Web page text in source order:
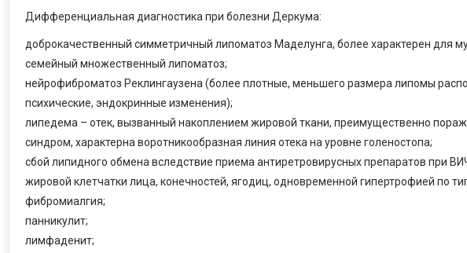
Дифференциальная диагностика при болезни Деркума:
доброкачественный симметричный липоматоз Маделунга, более характерен для
семейный множественный липоматоз;
нейрофиброматоз Реклингаузена (более плотные, меньшего размера липомы
психические, эндокринные изменения);
липедема – отек, вызванный накоплением жировой ткани, преимущественно
синдром, характерна воротникообразная линия отека на уровне голеностопа;
сбой липидного обмена вследствие приема антиретровирусных препаратов при
жировой клетчатки лица, конечностей, ягодиц, одновременной гипертрофией по
фибромиалгия;
панникулит;
лимфаденит;